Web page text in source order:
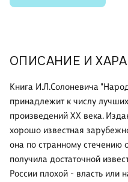
ОПИСАНИЕ И
Книга И.Л.Солоневича
принадлежит к числу
произведений XX века.
хорошо известная
она по странному стечению
получила достаточной
России плохой - власть или